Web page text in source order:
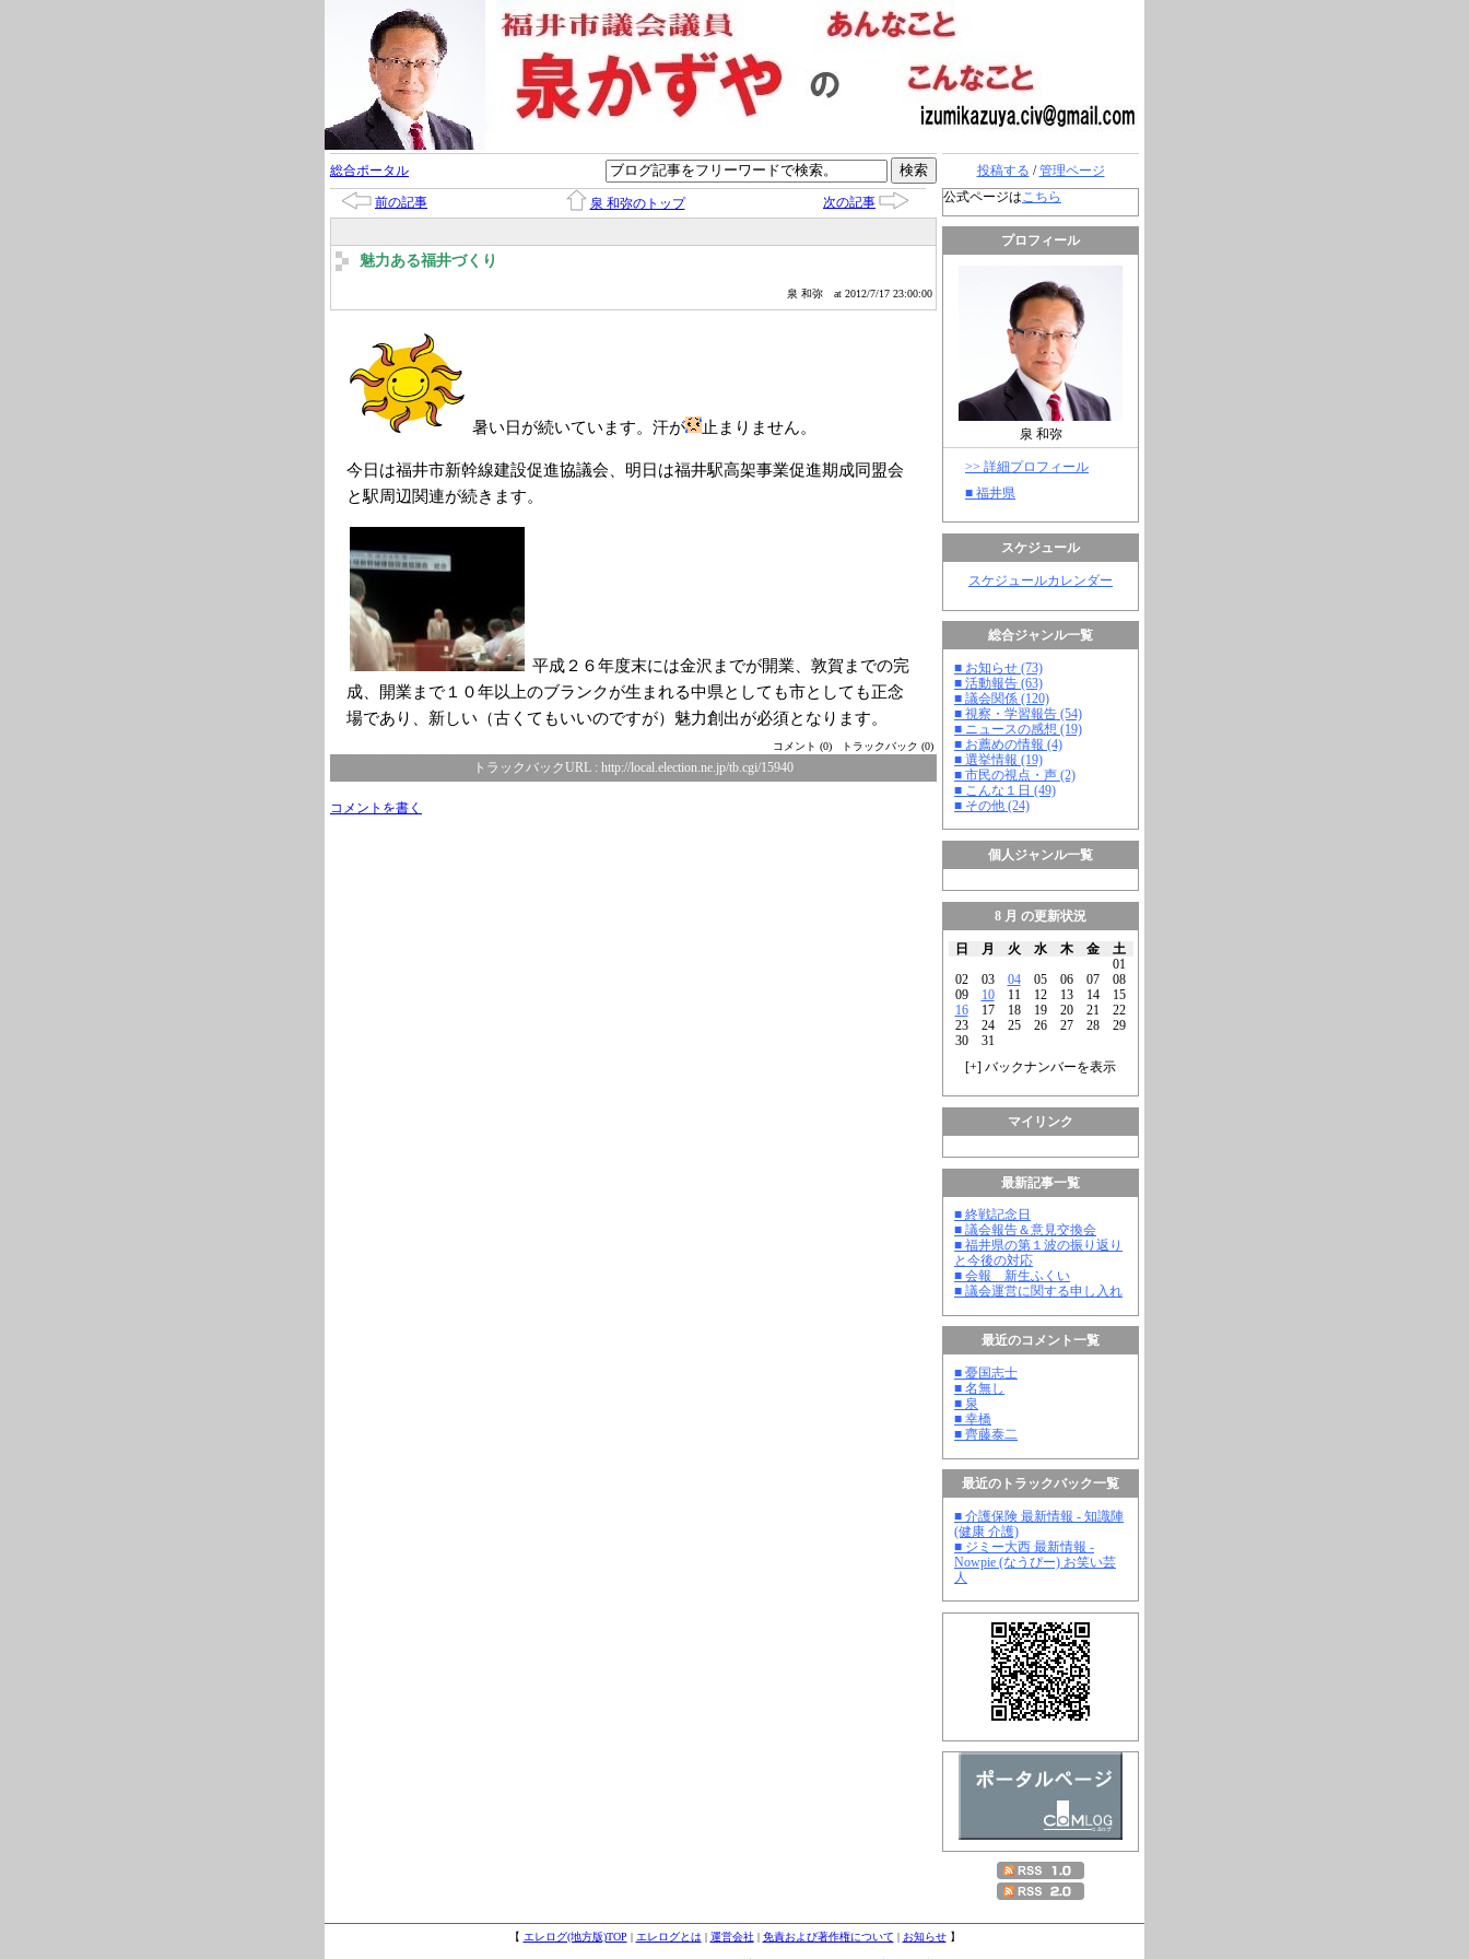
投稿する /管理ページ
公式ページはこちら
プロフィール
泉 和弥
>> 詳細プロフィール
■ 福井県
スケジュール
スケジュールカレンダー
総合ジャンル一覧
■ お知らせ (73)
■ 活動報告 (63)
■ 議会関係 (120)
■ 視察・学習報告 (54)
■ ニュースの感想 (19)
■ お薦めの情報 (4)
■ 選挙情報 (19)
■ 市民の視点・声 (2)
■ こんな１日 (49)
■ その他 (24)
個人ジャンル一覧
8 月 の更新状況
日 月 火 水 木 金
土
01
02
03 04 05 06 07
08
09
10 11 12 13 14
15
16
17 18 19 20 21
22
23
24 25 26 27 28
29
30
31
[+] バックナンバーを表示
マイリンク
最新記事一覧
■ 終戦記念日
■ 議会報告＆意見交換会
■ 福井県の第１波の振り返り
と今後の対応
■ 会報 新生ふくい
■ 議会運営に関する申し入れ
最近のコメント一覧
■ 憂国志士
■ 名無し
■ 泉
■ 幸橋
■ 齊藤泰二
最近のトラックバック一覧
■ 介護保険 最新情報 - 知識陣
(健康 介護)
■ ジミー大西 最新情報 -
Nowpie (なうぴー) お笑い芸
人
総合ポータル
前の記事 泉 和弥のトップ 次の記事
魅力ある福井づくり
泉 和弥 at 2012/7/17 23:00:00
暑い日が続いています。汗が 止まりません。
今日は福井市新幹線建設促進協議会、明日は福井駅高架事業促進期成同盟会
と駅周辺関連が続きます。
平成２６年度末には金沢までが開業、敦賀までの完
成、開業まで１０年以上のブランクが生まれる中県としても市としても正念
場であり、新しい（古くてもいいのですが）魅力創出が必須となります。
コメント (0) トラックバック (0)
トラックバックURL : http://local.election.ne.jp/tb.cgi/15940
コメントを書く
【 エレログ(地方版)TOP | エレログとは | 運営会社| 免責および著作権について | お知らせ】